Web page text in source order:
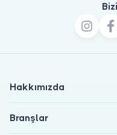
Hakkımızda
Branşlar